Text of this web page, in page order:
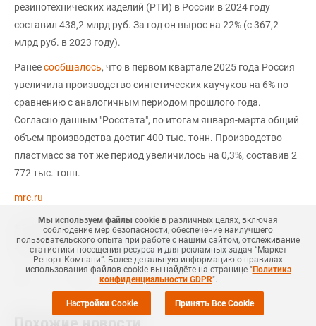
резинотехнических изделий (РТИ) в России в 2024 году
составил 438,2 млрд руб. За год он вырос на 22% (с 367,2
млрд руб. в 2023 году).
Ранеесообщалось, что в первом квартале 2025 года Россия
увеличила производство синтетических каучуков на 6% по
сравнению с аналогичным периодом прошлого года.
Согласно данным "Росстата", по итогам января-марта общий
объем производства достиг 400 тыс. тонн. Производство
пластмасс за тот же период увеличилось на 0,3%, составив 2
772 тыс. тонн.
mrc.ru
НЕФТЕХИМИЯ #СТИРОЛ #БУТАДИЕН #РОССИЯ #МИР
НОВОСТЬ Еще3 +Добавить все теги в фильтр
Мы используем файлы cookieв различных целях, включая
соблюдение мер безопасности, обеспечение наилучшего
пользовательского опыта при работе с нашим сайтом, отслеживание
статистики посещения ресурса и для рекламных задач “Маркет
Репорт Компани”. Более детальную информацию о правилах
использования файлов cookie вы найдёте на странице "Политика
конфиденциальности GDPR".
Настройки Cookie Принять Все Cookie